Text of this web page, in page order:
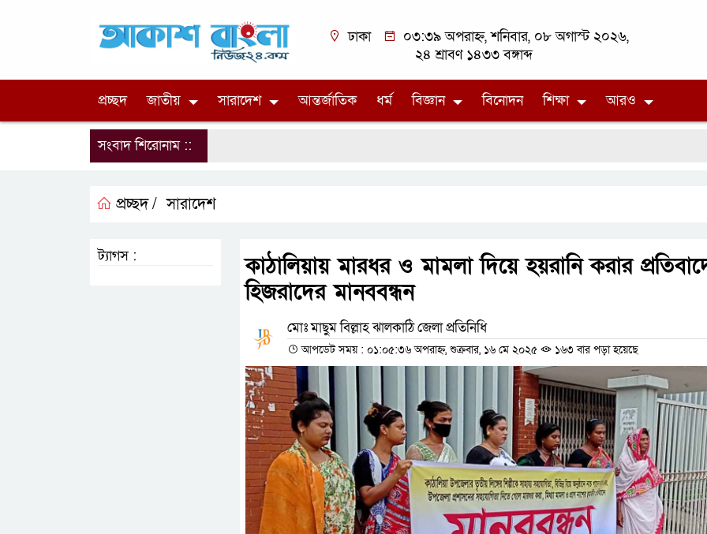
ঢাকা
০৩:৩৯ অপরাহ্ন, শনিবার, ০৮ অগাস্ট ২০২৬,
২৪ শ্রাবণ ১৪৩৩ বঙ্গাব্দ
প্রচ্ছদ জাতীয় সারাদেশ আন্তর্জাতিক ধর্ম বিজ্ঞান বিনোদন শিক্ষা আরও
সংবাদ শিরোনাম ::
প্রচ্ছদ / সারাদেশ
কাঠালিয়ায় মারধর ও মামলা দিয়ে হয়রানি করার
হিজরাদের মানববন্ধন
মোঃ মাছুম বিল্লাহ ঝালকাঠি জেলা প্রতিনিধি
আপডেট সময় : ০১:০৫:৩৬ অপরাহ্ন, শুক্রবার, ১৬ মে ২০২৫ ১৬৩ বার পড়া হয়েছে
ট্যাগস :